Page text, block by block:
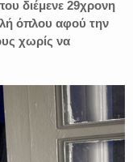
διέμενε 29χρονη
όπλου αφού την
χωρίς να